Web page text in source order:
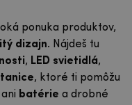
ponuka produktov,
dizajn. Nájdeš tu
, LED svietidlá,
, ktoré ti pomôžu
batérie a drobné